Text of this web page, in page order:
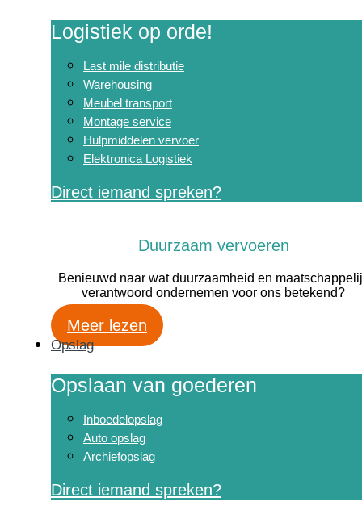
Logistiek op orde!
Last mile distributie
Warehousing
Meubel transport
Montage service
Hulpmiddelen vervoer
Elektronica Logistiek
Direct iemand spreken?
Duurzaam vervoeren
Benieuwd naar wat duurzaamheid en
verantwoord ondernemen voor ons betekend?
Meer lezen
Opslag
Opslaan van goederen
Inboedelopslag
Auto opslag
Archiefopslag
Direct iemand spreken?